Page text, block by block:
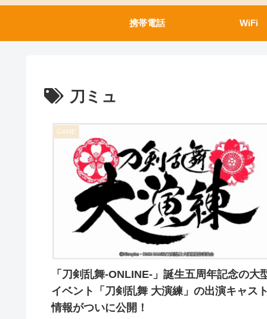
携帯電話 WiFi
刀ミュ
GAME
「刀剣乱舞-ONLINE-」誕生五周年記念の大
イベント「刀剣乱舞 大演練」の出演キャス
情報がついに公開！